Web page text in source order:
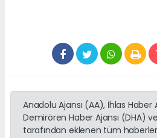
Anadolu Ajansı (AA), İhlas Haber
Demirören Haber Ajansı (DHA)
tarafından eklenen tüm